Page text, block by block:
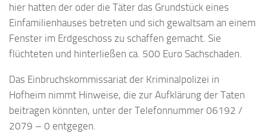
hier hatten der oder die Täter das Grundstück eines
Einfamilienhauses betreten und sich gewaltsam an einem
Fenster im Erdgeschoss zu schaffen gemacht. Sie
flüchteten und hinterließen ca. 500 Euro Sachschaden.
Das Einbruchskommissariat der Kriminalpolizei in
Hofheim nimmt Hinweise, die zur Aufklärung der Taten
beitragen könnten, unter der Telefonnummer 06192 /
2079 – 0 entgegen.